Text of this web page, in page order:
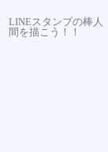
LINEスタンプの棒人
間を描こう！！